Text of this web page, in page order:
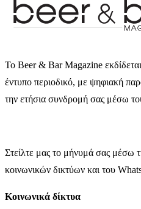
Το Beer & Bar Magazine
έντυπο περιοδικό, με ψηφιακή
την ετήσια συνδρομή σας μέσω
Στείλτε μας το μήνυμά σας μέσω
κοινωνικών δικτύων και του
Κοινωνικά δίκτυα